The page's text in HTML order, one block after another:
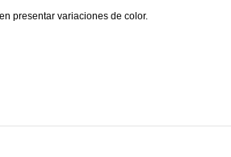
presentar variaciones de color.